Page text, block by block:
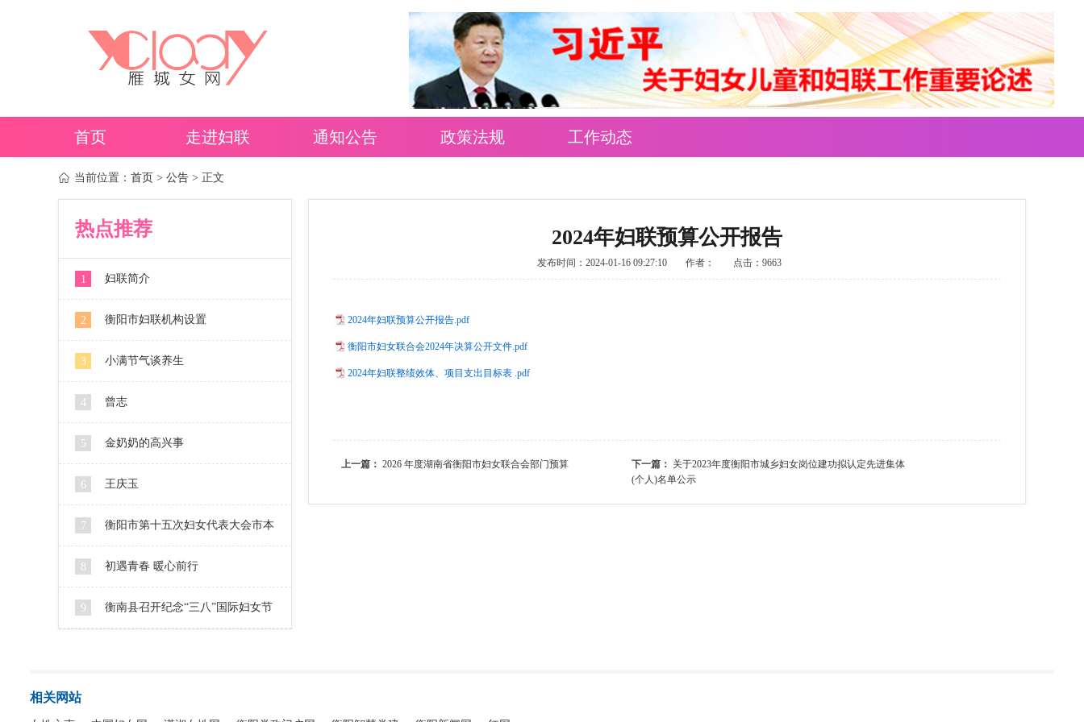
首页 走进妇联 通知公告 政策法规 工作动态
当前位置： 首页 > 公告 > 正文
热点推荐
1 妇联简介
2 衡阳市妇联机构设置
3 小满节气谈养生
4 曾志
5 金奶奶的高兴事
6 王庆玉
7 衡阳市第十五次妇女代表大会市本
级代表人选公示
8 初遇青春 暖心前行
9 衡南县召开纪念“三八”国际妇女节
2024年妇联预算公开报告
发布时间：2024-01-16 09:27:10 作者： 点击：9663
2024年妇联预算公开报告.pdf
衡阳市妇女联合会2024年决算公开文件.pdf
2024年妇联整绩效体、项目支出目标表 .pdf
上一篇： 2026 年度湖南省衡阳市妇女联合会部门预算 下一篇： 关于2023年度衡阳市城乡妇女岗位建功拟认定先进集体
(个人)名单公示
相关网站